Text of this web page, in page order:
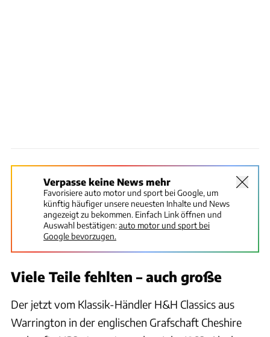
Verpasse keine News mehr
Favorisiere auto motor und sport bei Google, um
künftig häufiger unsere neuesten Inhalte und News
angezeigt zu bekommen. Einfach Link öffnen und
Auswahl bestätigen:auto motor und sport bei
Google bevorzugen.
Viele Teile fehlten – auch große
Der jetzt vom Klassik-Händler H&H Classics aus
Warrington in der englischen Grafschaft Cheshire